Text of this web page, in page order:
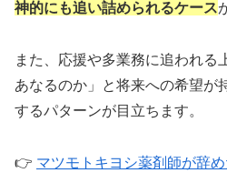
神的にも追い詰められるケース
また、応援や多業務に追われる
あなるのか」と将来への希望が
するパターンが目立ちます。
👉 マツモトキヨシ薬剤師が辞